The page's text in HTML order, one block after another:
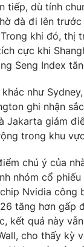
tiếp, dù tính
đà đi lên
khi đó, thị
cực khi
Seng Index
như
ghi nhận
Jakarta giảm
trong khu
chú ý của
nhóm cổ
Nvidia công
tăng hơn gấp
kết quả này
cho thấy kỳ